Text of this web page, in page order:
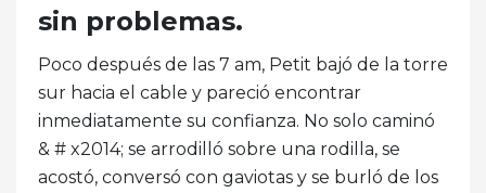
sin problemas.
Poco después de las 7 am, Petit bajó de la torre
sur hacia el cable y pareció encontrar
inmediatamente su confianza. No solo caminó
& # x2014; se arrodilló sobre una rodilla, se
acostó, conversó con gaviotas y se burló de los